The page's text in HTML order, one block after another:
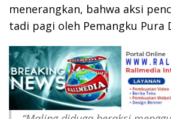
menerangkan, bahwa aksi
tadi pagi oleh Pemangku Pura